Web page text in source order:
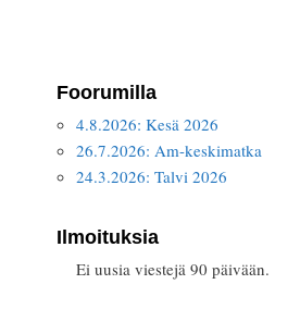
Foorumilla
4.8.2026: Kesä 2026
26.7.2026: Am-keskimatka
24.3.2026: Talvi 2026
Ilmoituksia
Ei uusia viestejä 90 päivään.